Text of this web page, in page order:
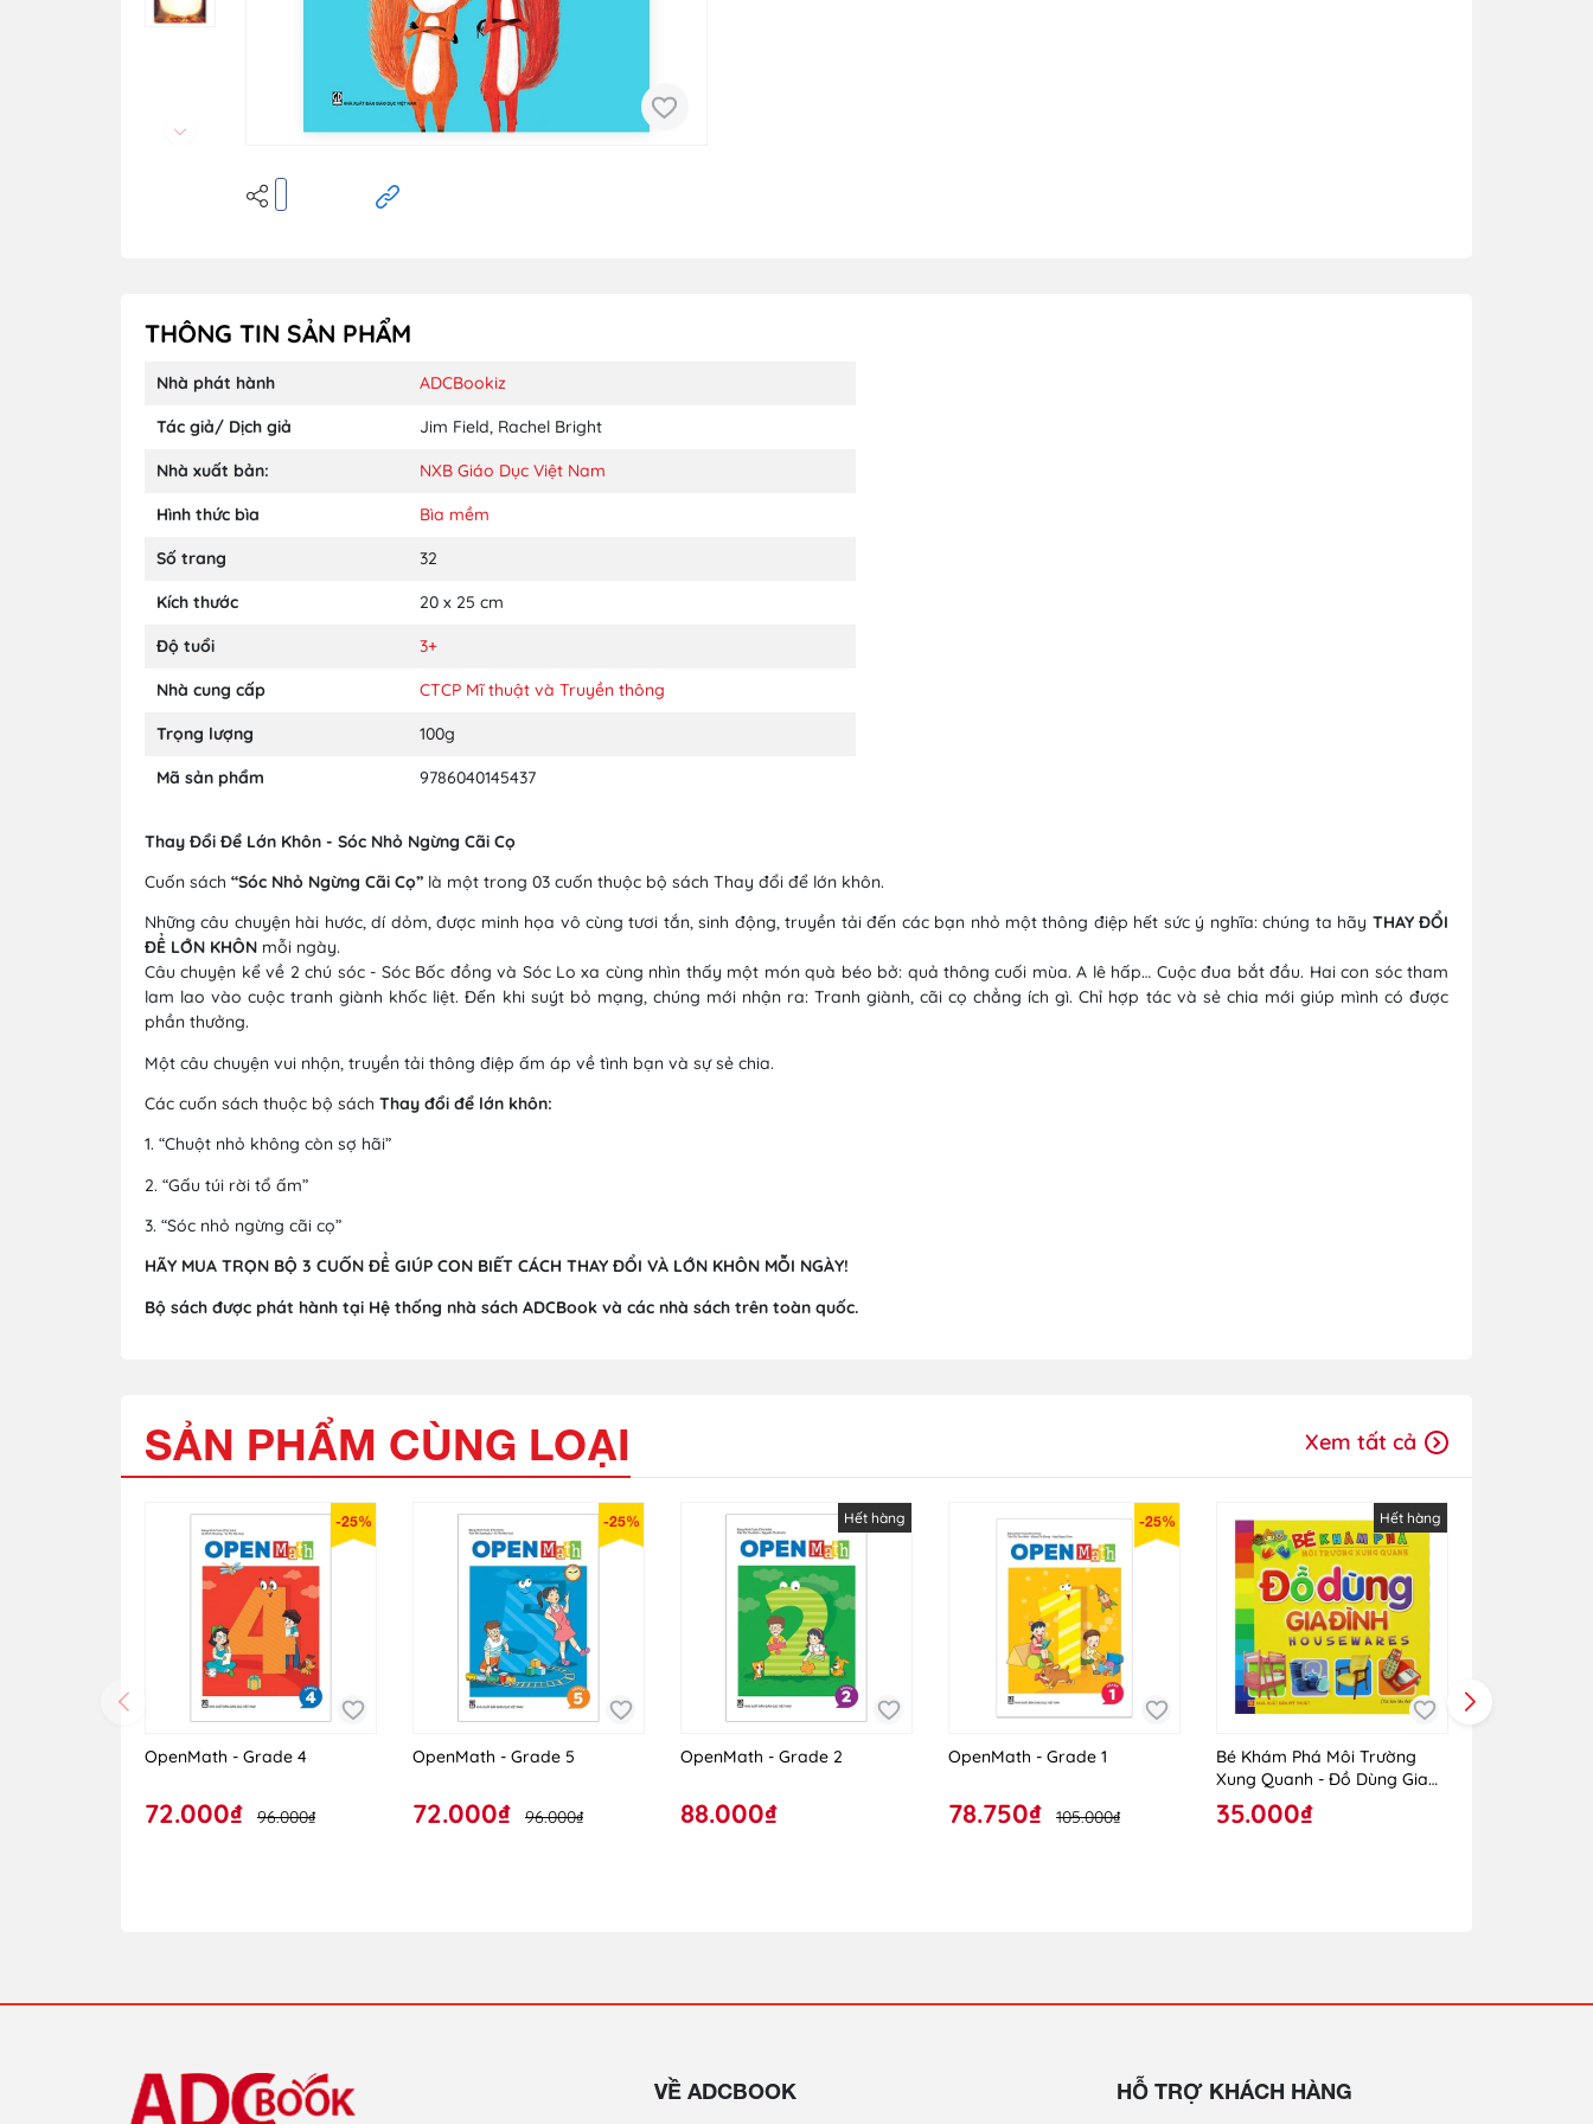
THÔNG TIN SẢN PHẨM
Nhà phát hành ADCBookiz
Tác giả/ Dịch giả Jim Field, Rachel Bright
Nhà xuất bản: NXB Giáo Dục Việt Nam
Hình thức bìa Bìa mềm
Số trang 32
Kích thước 20 x 25 cm
Độ tuổi 3+
Nhà cung cấp CTCP Mĩ thuật và Truyền thông
Trọng lượng 100g
Mã sản phẩm 9786040145437
Thay Đổi Để Lớn Khôn - Sóc Nhỏ Ngừng Cãi Cọ
Cuốn sách “Sóc Nhỏ Ngừng Cãi Cọ” là một trong 03 cuốn thuộc bộ sách Thay đổi để lớn khôn.
Những câu chuyện hài hước, dí dỏm, được minh họa vô cùng tươi tắn, sinh động, truyền tải đến các bạn nhỏ một thông điệp hết sức ý nghĩa: chúng ta hãy THAY ĐỔI
ĐỂ LỚN KHÔN mỗi ngày.
Câu chuyện kể về 2 chú sóc - Sóc Bốc đồng và Sóc Lo xa cùng nhìn thấy một món quà béo bở: quả thông cuối mùa. A lê hấp… Cuộc đua bắt đầu. Hai con sóc tham
lam lao vào cuộc tranh giành khốc liệt. Đến khi suýt bỏ mạng, chúng mới nhận ra: Tranh giành, cãi cọ chẳng ích gì. Chỉ hợp tác và sẻ chia mới giúp mình có được
phần thưởng.
Một câu chuyện vui nhộn, truyền tải thông điệp ấm áp về tình bạn và sự sẻ chia.
Các cuốn sách thuộc bộ sách Thay đổi để lớn khôn:
1. “Chuột nhỏ không còn sợ hãi”
2. “Gấu túi rời tổ ấm”
3. “Sóc nhỏ ngừng cãi cọ”
HÃY MUA TRỌN BỘ 3 CUỐN ĐỂ GIÚP CON BIẾT CÁCH THAY ĐỔI VÀ LỚN KHÔN MỖI NGÀY!
Bộ sách được phát hành tại Hệ thống nhà sách ADCBook và các nhà sách trên toàn quốc.
SẢN PHẨM CÙNG LOẠI Xem tất cả
-25%
OpenMath - Grade 4
72.000₫ 96.000₫
-25%
OpenMath - Grade 5
72.000₫ 96.000₫
Hết hàng
OpenMath - Grade 2
88.000₫
-25%
OpenMath - Grade 1
78.750₫ 105.000₫
Hết hàng
Bé Khám Phá Môi Trường
Xung Quanh - Đồ Dùng Gia
Đình
35.000₫
VỀ ADCBOOK HỖ TRỢ KHÁCH HÀNG